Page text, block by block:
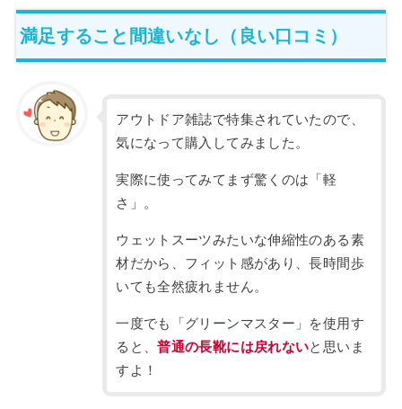
満足すること間違いなし（良い口コミ）
アウトドア雑誌で特集されていたので、
気になって購入してみました。
実際に使ってみてまず驚くのは「軽
さ」。
ウェットスーツみたいな伸縮性のある素
材だから、フィット感があり、長時間歩
いても全然疲れません。
一度でも「グリーンマスター」を使用す
ると、普通の長靴には戻れないと思いま
すよ！